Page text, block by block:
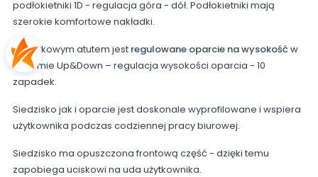
podłokietniki 1D - regulacja góra - dół. Podłokietniki mają
szerokie komfortowe nakładki.
Dodatkowym atutem jest regulowane oparcie na wysokość w
systemie Up&Down – regulacja wysokości oparcia - 10
zapadek.
Siedzisko jak i oparcie jest doskonale wyprofilowane i wspiera
użytkownika podczas codziennej pracy biurowej.
Siedzisko ma opuszczona frontową część - dzięki temu
zapobiega uciskowi na uda użytkownika.